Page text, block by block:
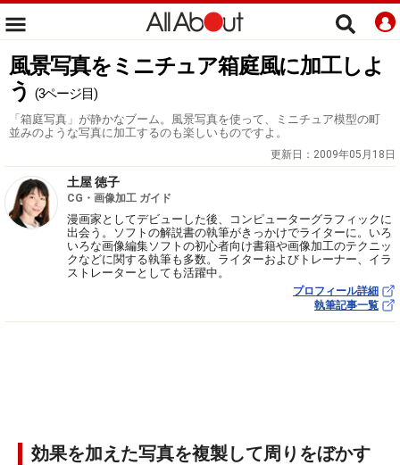
風景写真をミニチュア箱庭風に加工しよ
う (3ページ目)
「箱庭写真」が静かなブーム。風景写真を使って、ミニチュア模型の町
並みのような写真に加工するのも楽しいものですよ。
更新日： 2009年05月18日
土屋 徳子
CG・画像加工 ガイド
漫画家としてデビューした後、コンピューターグラフィックに
出会う。ソフトの解説書の執筆がきっかけでライターに。いろ
いろな画像編集ソフトの初心者向け書籍や画像加工のテクニッ
クなどに関する執筆も多数。ライターおよびトレーナー、イラ
ストレーターとしても活躍中。
プロフィール詳細
執筆記事一覧
効果を加えた写真を複製して周りをぼかす